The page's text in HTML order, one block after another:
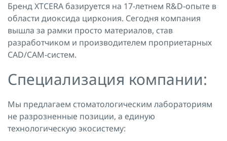
Бренд XTCERA базируется на 17-летнем R&D-опыте в
области диоксида циркония. Сегодня компания
вышла за рамки просто материалов, став
разработчиком и производителем проприетарных
CAD/CAM-систем.
Специализация компании:
Мы предлагаем стоматологическим лабораториям
не разрозненные позиции, а единую
технологическую экосистему: